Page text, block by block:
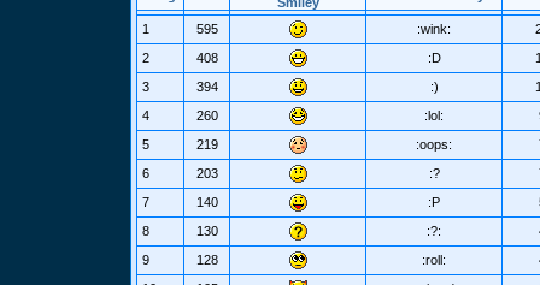
1 595 :wink:
2
408 :D
3
394 :)
4
260 :lol:
5
219 :oops:
6
203 :?
7
140 :P
8
130 :?:
9
128 :roll: